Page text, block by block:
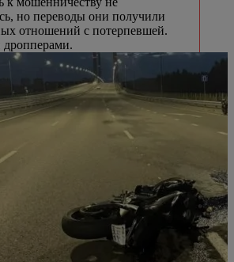
но переводы они получили
отношений с потерпевшей.
дропперами.